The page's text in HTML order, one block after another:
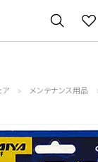
フ用品
買取
無料
ア メンテナンス用品